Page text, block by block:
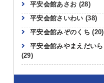
平安会館あさお (28)
平安会館さいわい (38)
平安会館みぞのくち(20)
平安会館みやまえだいら
(29)